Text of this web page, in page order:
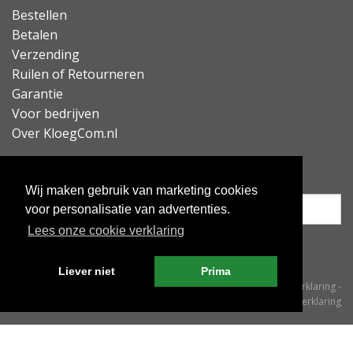
Wij maken gebruik van marketing cookies
voor personalisatie van advertenties.
Lees onze cookie verklaring
Liever niet Prima
Bestellen
Betalen
Verzending
Ruilen of Retourneren
Garantie
Voor bedrijven
Over KloegCom.nl
Algemene voorwaarden-Cookieverklaring-
Privacyverklaring